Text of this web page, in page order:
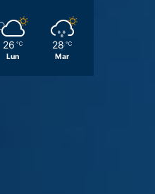
26 ℃
Lun
28 ℃
Mar